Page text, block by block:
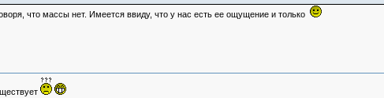
что массы нет. Имеется ввиду, что у нас есть ее ощущение и только